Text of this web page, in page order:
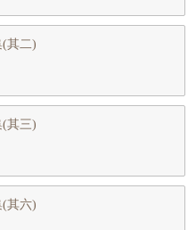
(其二)
(其三)
(其六)